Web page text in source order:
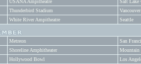
USANA Ampitheatre Salt Lake
Thunderbird Stadium Vancouver
White River Ampitheatre Seattle
Metreon
San
Shoreline Amphitheater
Mountain
Hollywood Bowl
Los